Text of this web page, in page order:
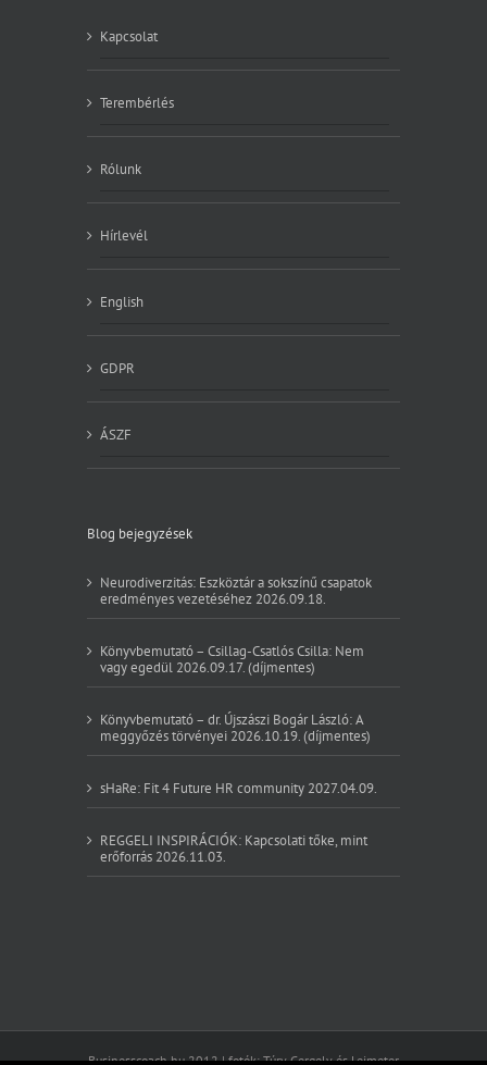
Kapcsolat
Terembérlés
Rólunk
Hírlevél
English
GDPR
ÁSZF
Blog bejegyzések
Neurodiverzitás: Eszköztár a sokszínű csapatok
eredményes vezetéséhez 2026.09.18.
Könyvbemutató – Csillag-Csatlós Csilla: Nem
vagy egedül 2026.09.17. (díjmentes)
Könyvbemutató – dr. Újszászi Bogár László: A
meggyőzés törvényei 2026.10.19. (díjmentes)
sHaRe: Fit 4 Future HR community 2027.04.09.
REGGELI INSPIRÁCIÓK: Kapcsolati tőke, mint
erőforrás 2026.11.03.
Businesscoach.hu 2012 | fotók: Túry Gergely és Leimeter